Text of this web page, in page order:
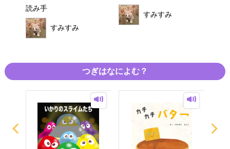
読み手
すみすみ
すみすみ
つぎはなによむ？